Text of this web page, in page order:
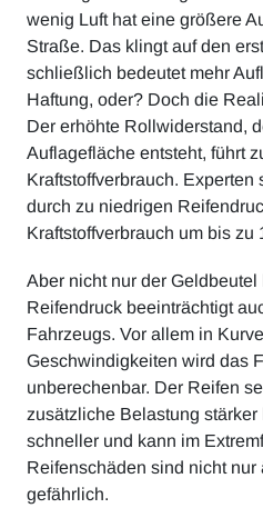
wenig Luft hat eine größere
Straße. Das klingt auf den
schließlich bedeutet mehr
Haftung, oder? Doch die
Der erhöhte Rollwiderstand,
Auflagefläche entsteht, führt
Kraftstoffverbrauch. Experten
durch zu niedrigen
Kraftstoffverbrauch um bis zu
Aber nicht nur der
Reifendruck beeinträchtigt
Fahrzeugs. Vor allem in
Geschwindigkeiten wird das
unberechenbar. Der Reifen
zusätzliche Belastung
schneller und kann im
Reifenschäden sind nicht nur
gefährlich.